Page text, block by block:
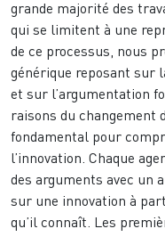
grande majorité des
qui se limitent à une
de ce processus, nous
générique reposant sur
et sur l’argumentation
raisons du changement
fondamental pour
l’innovation. Chaque
des arguments avec un
sur une innovation à
qu’il connaît. Les